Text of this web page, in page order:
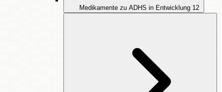
Medikamente zu ADHS in Entwicklung 12